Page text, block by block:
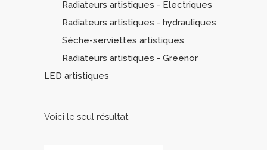
Radiateurs artistiques - Electriques
Radiateurs artistiques - hydrauliques
Sèche-serviettes artistiques
Radiateurs artistiques - Greenor
LED artistiques
Voici le seul résultat